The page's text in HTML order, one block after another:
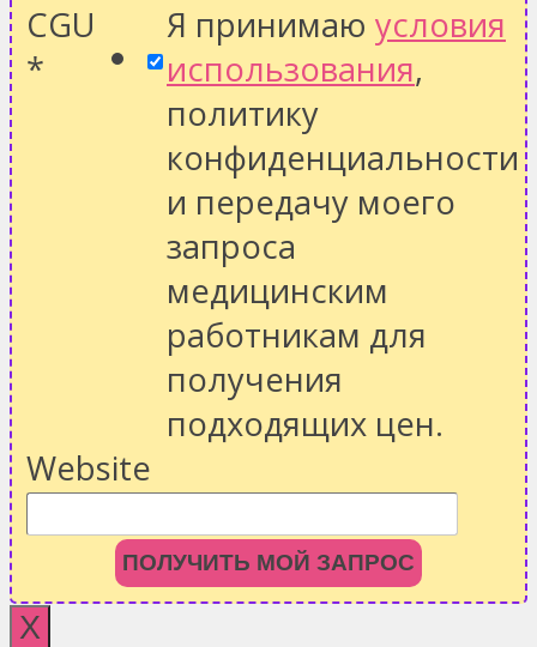
CGU
*
Я принимаю условия
использования,
политику
конфиденциальности
и передачу моего
запроса
медицинским
работникам для
получения
подходящих цен.
Website
ПОЛУЧИТЬ МОЙ ЗАПРОС
X